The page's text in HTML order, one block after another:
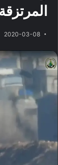
2020-03-08